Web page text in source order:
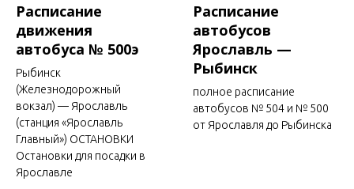
Расписание
движения
автобуса № 500э
Рыбинск
(Железнодорожный
вокзал) — Ярославль
(станция «Ярославль
Главный») ОСТАНОВКИ
Остановки для посадки в
Ярославле
Расписание
автобусов
Ярославль —
Рыбинск
полное расписание
автобусов № 504 и № 500
от Ярославля до Рыбинска